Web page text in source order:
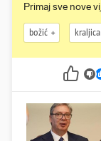
Primaj sve nove
božić